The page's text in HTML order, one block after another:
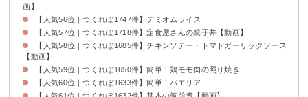
画】
【人気56位｜つくれぽ1747件】デミオムライス
【人気57位｜つくれぽ1718件】定食屋さんの親子丼【動画】
【人気58位｜つくれぽ1685件】チキンソテー・トマトガーリックソース
【動画】
【人気59位｜つくれぽ1650件】簡単！鶏モモ肉の照り焼き
【人気60位｜つくれぽ1633件】簡単！パエリア